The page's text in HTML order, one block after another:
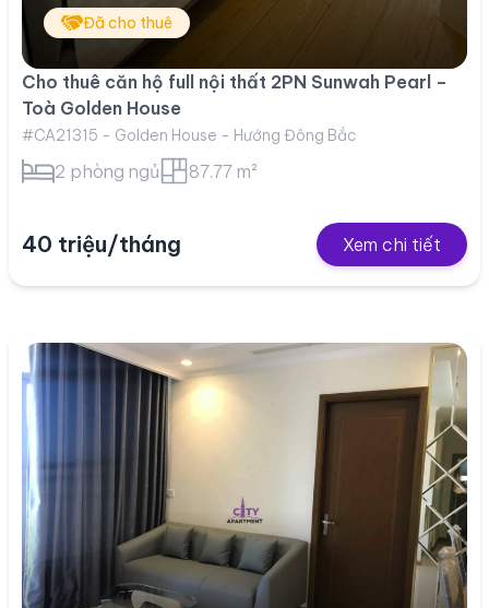
Đã cho thuê
Cho thuê căn hộ full nội thất 2PN Sunwah Pearl –
Toà Golden House
#CA21315 - Golden House - Hướng Đông Bắc
2 phòng ngủ 87.77 m²
40 triệu/tháng Xem chi tiết